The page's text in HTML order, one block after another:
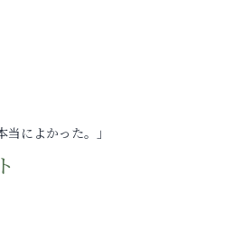
当によかった。」